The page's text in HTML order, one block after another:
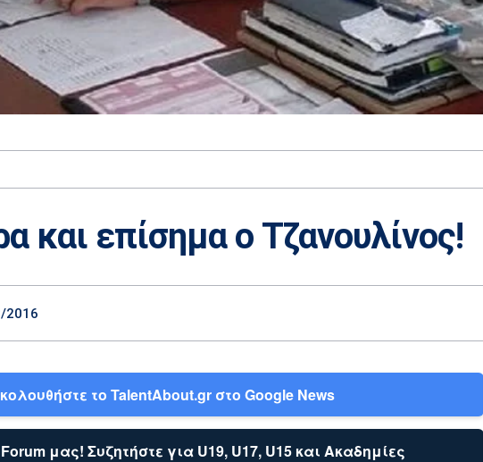
και επίσημα ο Τζανουλίνος!
2016
το TalentAbout.gr στο Google News
μας! Συζητήστε για U19, U17, U15 και Ακαδημίες